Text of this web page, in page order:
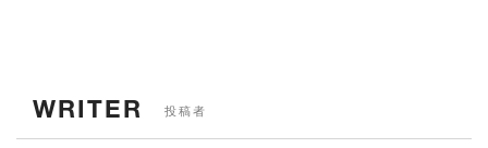
WRITER 投稿者